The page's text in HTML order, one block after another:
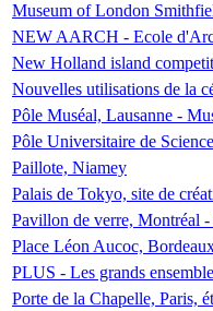
Museum of London
NEW AARCH - Ecole
New Holland island
Nouvelles utilisations de la
Pôle Muséal, Lausanne -
Pôle Universitaire de
Paillote, Niamey
Palais de Tokyo, site de
Pavillon de verre, Montréal
Place Léon Aucoc,
PLUS - Les grands
Porte de la Chapelle, Paris,